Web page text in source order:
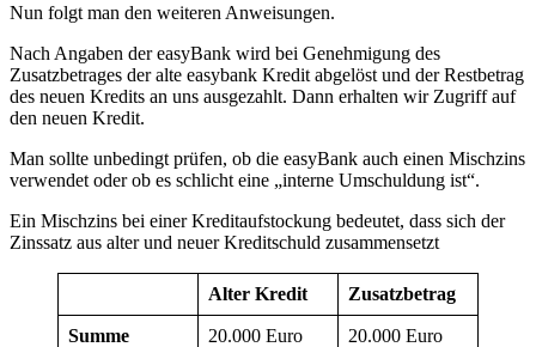
Nun folgt man den weiteren Anweisungen.
Nach Angaben der easyBank wird bei Genehmigung des
Zusatzbetrages der alte easybank Kredit abgelöst und der Restbetrag
des neuen Kredits an uns ausgezahlt. Dann erhalten wir Zugriff auf
den neuen Kredit.
Man sollte unbedingt prüfen, ob die easyBank auch einen Mischzins
verwendet oder ob es schlicht eine „interne Umschuldung ist“.
Ein Mischzins bei einer Kreditaufstockung bedeutet, dass sich der
Zinssatz aus alter und neuer Kreditschuld zusammensetzt
Alter Kredit Zusatzbetrag
Summe 20.000 Euro 20.000 Euro